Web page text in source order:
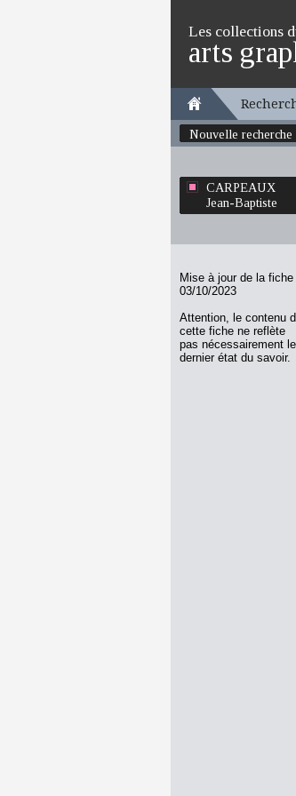
Les collections
arts
Nouvelle recherche
CARPEAUX
Jean-Baptiste
Mise à jour de la fiche
03/10/2023
Attention, le contenu
cette fiche ne reflète
pas nécessairement le
dernier état du savoir.